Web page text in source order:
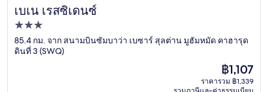
เบเน เรสซิเดนซ์
เบเน เรสซิเดนซ์
ที่พัก
3.0
ดาว
85.4 กม. จาก สนามบินซัมบาว่า เบซาร์ สุลต่าน มูฮัมหมัด คาฮารุด
ดินที่ 3 (SWQ)
ราคา
ปัจจุบัน
คือ
฿1,107
ราคารวม ฿1,339